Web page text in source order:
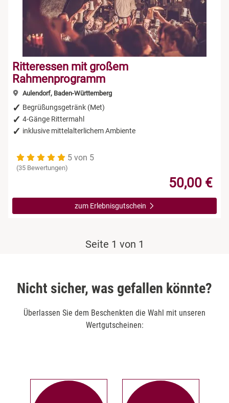
Ritteressen mit großem
Rahmenprogramm
Aulendorf, Baden-Württemberg
Begrüßungsgetränk (Met)
4-Gänge Rittermahl
inklusive mittelalterlichem Ambiente
5 von 5
(35 Bewertungen)
50,00 €
zum Erlebnisgutschein
Seite 1 von 1
Nicht sicher, was gefallen könnte?
Überlassen Sie dem Beschenkten die Wahl mit unseren
Wertgutscheinen: